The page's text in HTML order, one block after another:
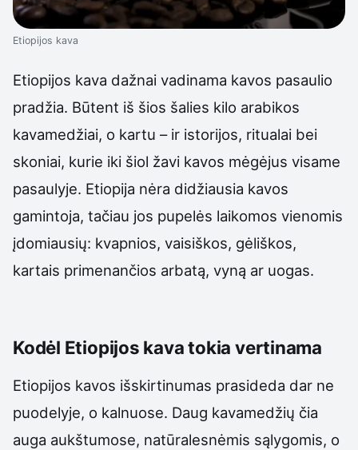
Etiopijos kava
Etiopijos kava dažnai vadinama kavos pasaulio
pradžia. Būtent iš šios šalies kilo arabikos
kavamedžiai, o kartu – ir istorijos, ritualai bei
skoniai, kurie iki šiol žavi kavos mėgėjus visame
pasaulyje. Etiopija nėra didžiausia kavos
gamintoja, tačiau jos pupelės laikomos vienomis
įdomiausių: kvapnios, vaisiškos, gėliškos,
kartais primenančios arbatą, vyną ar uogas.
Kodėl Etiopijos kava tokia vertinama
Etiopijos kavos išskirtinumas prasideda dar ne
puodelyje, o kalnuose. Daug kavamedžių čia
auga aukštumose, natūralesnėmis sąlygomis, o